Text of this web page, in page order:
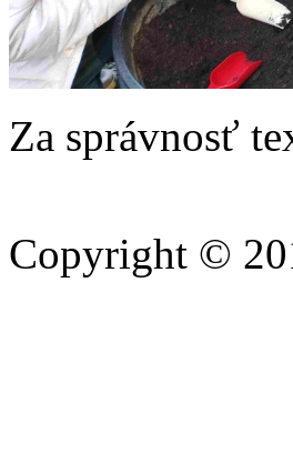
Za správnosť
Copyright ©